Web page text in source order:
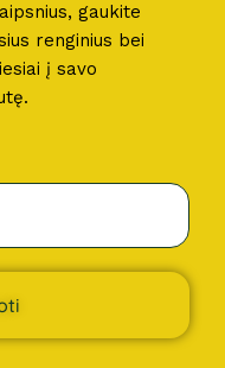
gaukite
renginius bei
į savo